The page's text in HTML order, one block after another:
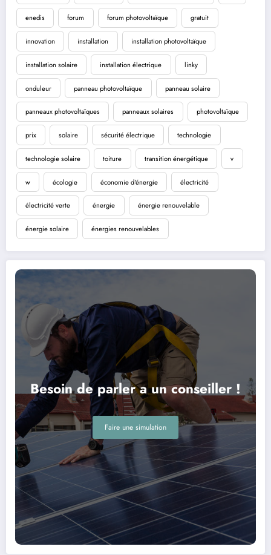
enedis forum forum photovoltaïque gratuit
innovation installation installation photovoltaïque
installation solaire installation électrique linky
onduleur panneau photovoltaïque panneau solaire
panneaux photovoltaïques panneaux solaires photovoltaïque
prix solaire sécurité électrique technologie
technologie solaire toiture transition énergétique v
w écologie économie d'énergie électricité
électricité verte énergie énergie renouvelable
énergie solaire énergies renouvelables
Besoin de parler a un conseiller !
Faire une simulation